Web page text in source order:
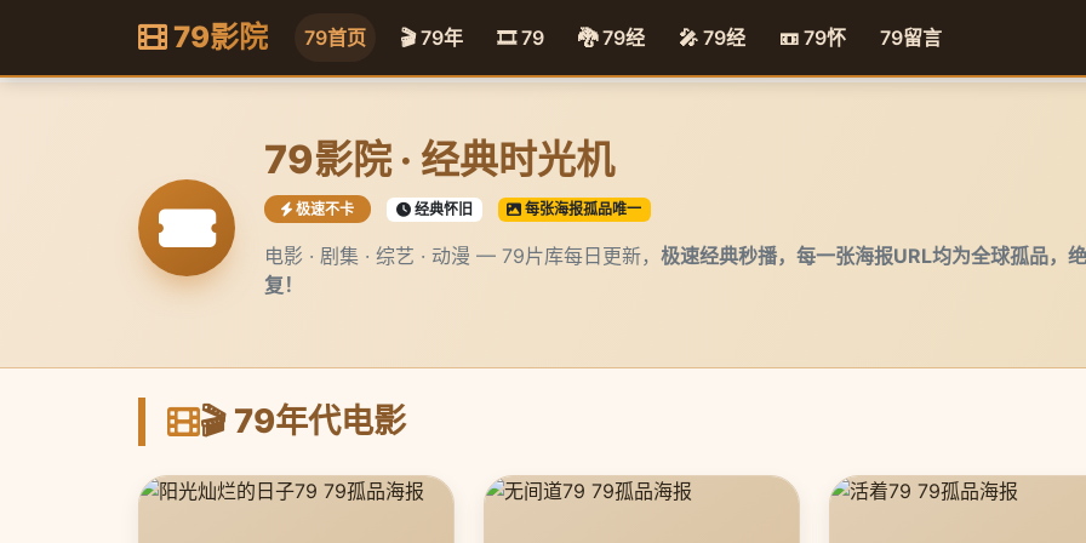
79影院 79首页 🎬 79年 🎞️ 79 🐉 79经 🎤 79经 📼 79怀 79留言
79影院 · 经典时光机
极速不卡 经典怀旧 每张海报孤品唯一
电影 · 剧集 · 综艺 · 动漫 — 79片库每日更新， 极速经典秒播，每一张海报URL均为全球孤品，
复！
🎬 79年代电影